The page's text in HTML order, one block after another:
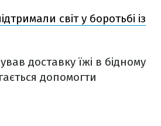
світ у боротьбі із
доставку їжі в бідному
допомогти